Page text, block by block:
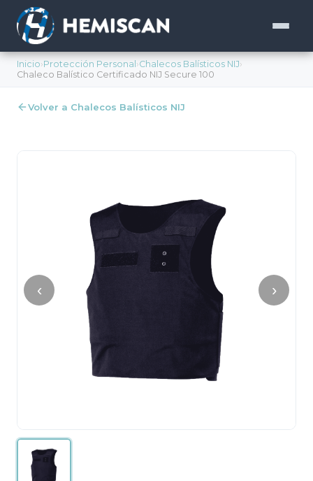
Inicio›Protección Personal ›Chalecos Balísticos NIJ›
Chaleco Balístico Certificado NIJ Secure 100
Volver a Chalecos Balísticos NIJ
‹ ›